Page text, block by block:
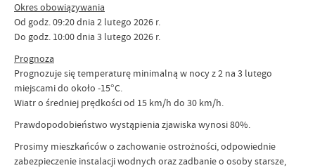
Okres obowiązywania
Od godz. 09:20 dnia 2 lutego 2026 r.
Do godz. 10:00 dnia 3 lutego 2026 r.
Prognoza
Prognozuje się temperaturę minimalną w nocy z 2 na 3 lutego
miejscami do około -15°C.
Wiatr o średniej prędkości od 15 km/h do 30 km/h.
Prawdopodobieństwo wystąpienia zjawiska wynosi 80%.
Prosimy mieszkańców o zachowanie ostrożności, odpowiednie
zabezpieczenie instalacji wodnych oraz zadbanie o osoby starsze,